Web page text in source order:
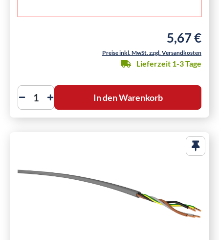
Regulärer
5,67 €
Preise inkl. MwSt. zzgl. Versandkosten
Lieferzeit 1-3 Tage
In den Warenkorb